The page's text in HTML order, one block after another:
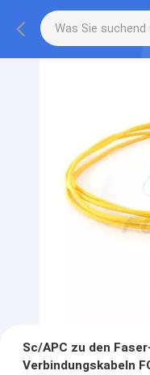
Sc/APC zu den
Verbindungskabeln